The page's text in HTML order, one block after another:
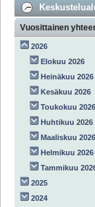
Vuosittainen
2026
Elokuu 2026
Heinäkuu 2026
Kesäkuu 2026
Toukokuu 2026
Huhtikuu 2026
Maaliskuu 2026
Helmikuu 2026
Tammikuu
2025
2024